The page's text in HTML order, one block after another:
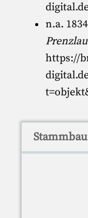
n.a.
https://